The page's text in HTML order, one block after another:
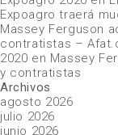
Expoagro traerá
Massey Ferguson
contratistas –
2020 en Massey
y contratistas
Archivos
agosto 2026
julio 2026
junio 2026